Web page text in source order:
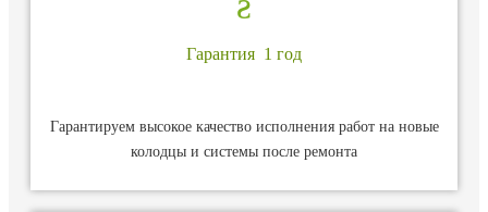
Гарантия 1 год
Гарантируем высокое качество исполнения работ на новые
колодцы и системы после ремонта